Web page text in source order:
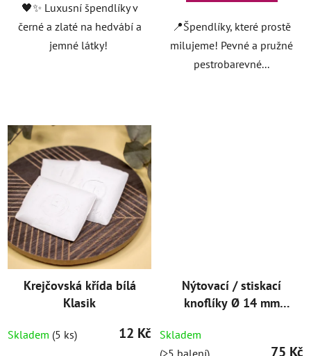
🖤✨ Luxusní špendlíky v
černé a zlaté na hedvábí a
jemné látky!
📍Špendlíky, které prostě
milujeme! Pevné a pružné
pestrobarevné...
Krejčovská křída bílá
Klasik
Skladem (5 ks) 12 Kč
Nýtovací / stiskací
knoflíky Ø 14 mm
Skladem
(>5 balení)
75 Kč